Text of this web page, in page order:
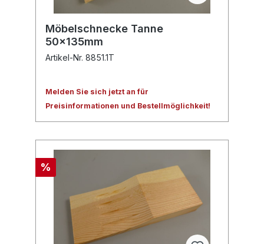
Möbelschnecke Tanne
50x135mm
Artikel-Nr. 8851.1T
Melden Sie sich jetzt an für
Preisinformationen und Bestellmöglichkeit!
%